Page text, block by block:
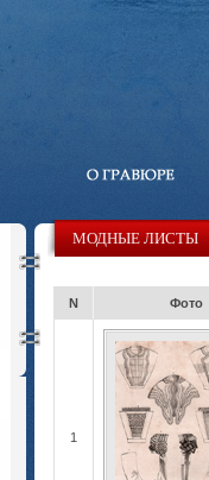
МОДНЫЕ ЛИСТЫ
N Фото
1